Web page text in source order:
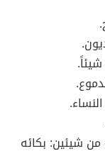
شيئين: بكائه